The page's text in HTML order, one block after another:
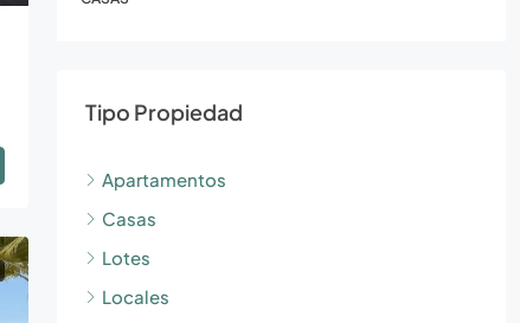
Tipo Propiedad
Apartamentos
Casas
Lotes
Locales